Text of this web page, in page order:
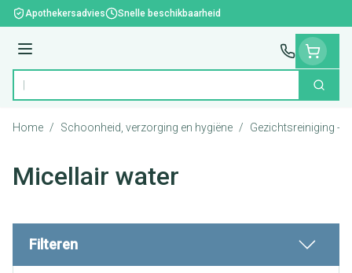
Ga naar de inhoud
Apothekersadvies Snelle beschikbaarheid
Menu
Product, merk, categorie... Zoek
Home / Schoonheid, verzorging en hygiëne / Gezichtsreiniging -
Micellair water
Filteren